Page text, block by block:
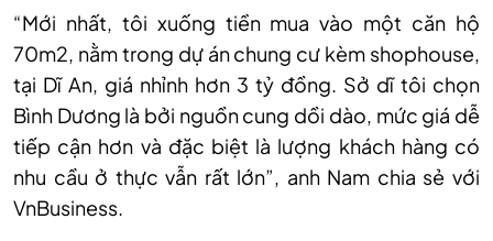
“Mới nhất, tôi xuống tiền mua vào một căn hộ
70m2, nằm trong dự án chung cư kèm shophouse,
tại Dĩ An, giá nhỉnh hơn 3 tỷ đồng. Sở dĩ tôi chọn
Bình Dương là bởi nguồn cung dồi dào, mức giá dễ
tiếp cận hơn và đặc biệt là lượng khách hàng có
nhu cầu ở thực vẫn rất lớn”, anh Nam chia sẻ với
VnBusiness.